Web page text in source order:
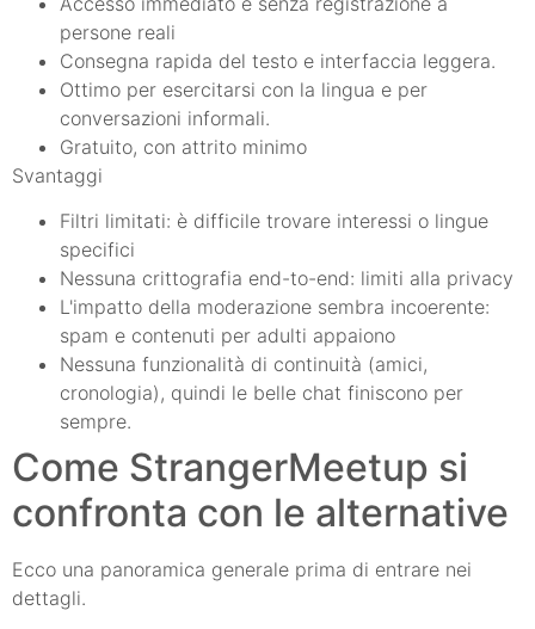
persone reali
Consegna rapida del testo e interfaccia leggera.
Ottimo per esercitarsi con la lingua e per
conversazioni informali.
Gratuito, con attrito minimo
Svantaggi
Filtri limitati: è difficile trovare interessi o lingue
specifici
Nessuna crittografia end-to-end: limiti alla privacy
L'impatto della moderazione sembra incoerente:
spam e contenuti per adulti appaiono
Nessuna funzionalità di continuità (amici,
cronologia), quindi le belle chat finiscono per
sempre.
Come StrangerMeetup si
confronta con le alternative
Ecco una panoramica generale prima di entrare nei
dettagli.